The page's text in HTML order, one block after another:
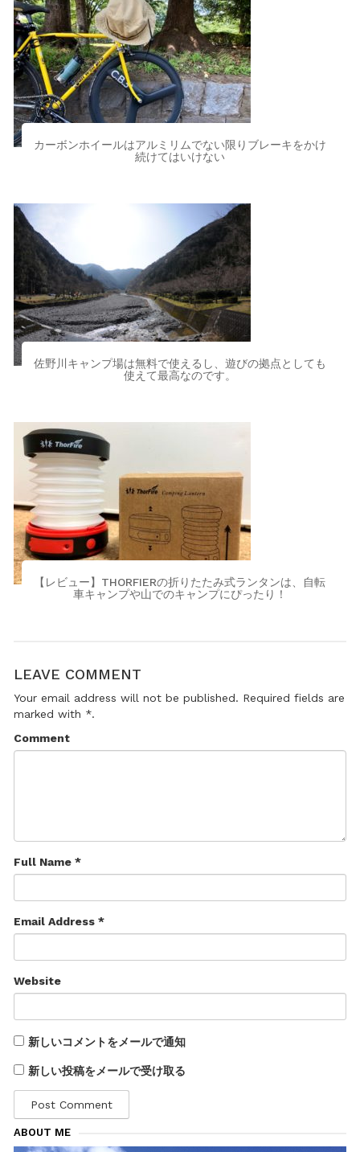
カーボンホイールはアルミリムでない限りブレーキをかけ
続けてはいけない
佐野川キャンプ場は無料で使えるし、遊びの拠点としても
使えて最高なのです。
【レビュー】THORFIERの折りたたみ式ランタンは、自転
車キャンプや山でのキャンプにぴったり！
LEAVE COMMENT
Your email address will not be published. Required fields are
marked with *.
Comment
Full Name *
Email Address *
Website
新しいコメントをメールで通知
新しい投稿をメールで受け取る
ABOUT ME